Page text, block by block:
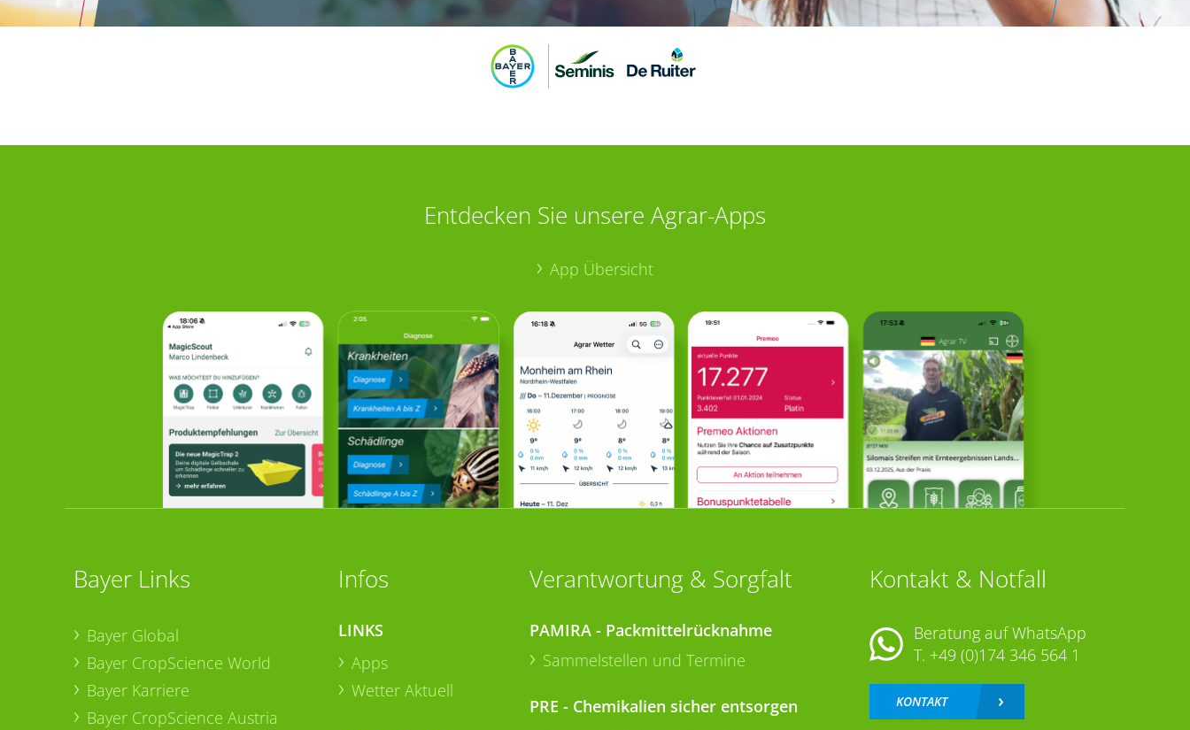
Entdecken Sie unsere Agrar-Apps
App Übersicht
Bayer Links
Bayer Global
Bayer CropScience World
Bayer Karriere
Bayer CropScience Austria
Infos
LINKS
Apps
Wetter Aktuell
Verantwortung & Sorgfalt
PAMIRA - Packmittelrücknahme
Sammelstellen und Termine
PRE - Chemikalien sicher entsorgen
Kontakt & Notfall
Beratung auf WhatsApp
T. +49 (0)174 346 564 1
KONTAKT